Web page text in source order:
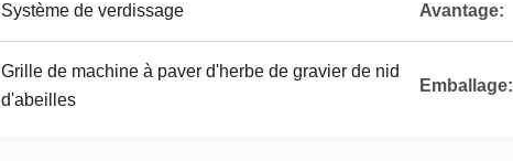
Système de verdissage Avantage:
Grille de machine à paver d'herbe de gravier de nid
d'abeilles
Emballage: